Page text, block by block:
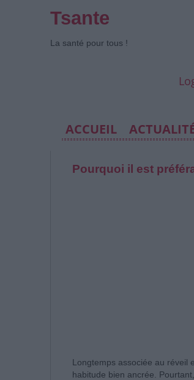
Tsante
La santé pour tous !
ACCUEIL
Pourquoi il est
Longtemps associée au réveil
habitude bien ancrée.